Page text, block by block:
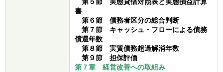
書
第６節 債務者区分の総合判断
第７節 キャッシュ・フローによる債務
償還年数
第８節 実質債務超過解消年数
第９節 担保評価
第７章 経営改善への取組み